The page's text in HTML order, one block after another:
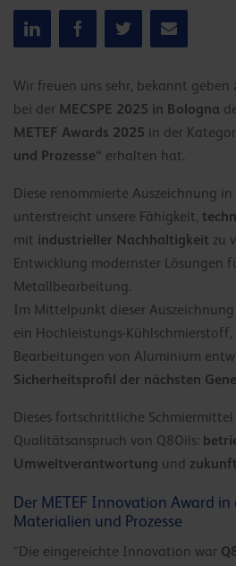
Wir freuen uns sehr, bekannt geben
bei der MECSPE 2025 in Bologna
METEF Awards 2025 in der
und Prozesse“ erhalten hat.
Diese renommierte Auszeichnung
unterstreicht unsere Fähigkeit,
mit industrieller Nachhaltigkeit zu
Entwicklung modernster Lösungen
Metallbearbeitung.
Im Mittelpunkt dieser
ein Hochleistungs-
Bearbeitungen von Aluminium
Sicherheitsprofil der nächsten
Dieses fortschrittliche
Qualitätsanspruch von Q8Oils:
Umweltverantwortung und
Der METEF Innovation Award
Materialien und Prozesse
“Die eingereichte Innovation war